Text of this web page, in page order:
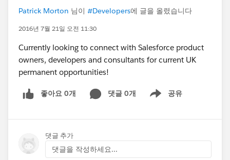
Patrick Morton 님이 #Developers에 글을 올렸습니다
2016년 7월 21일 오전 11:30
Currently looking to connect with Salesforce product
owners, developers and consultants for current UK
permanent opportunities!
좋아요 0개 댓글 0개 공유
Show menu
댓글 추가
댓글을 작성하세요...